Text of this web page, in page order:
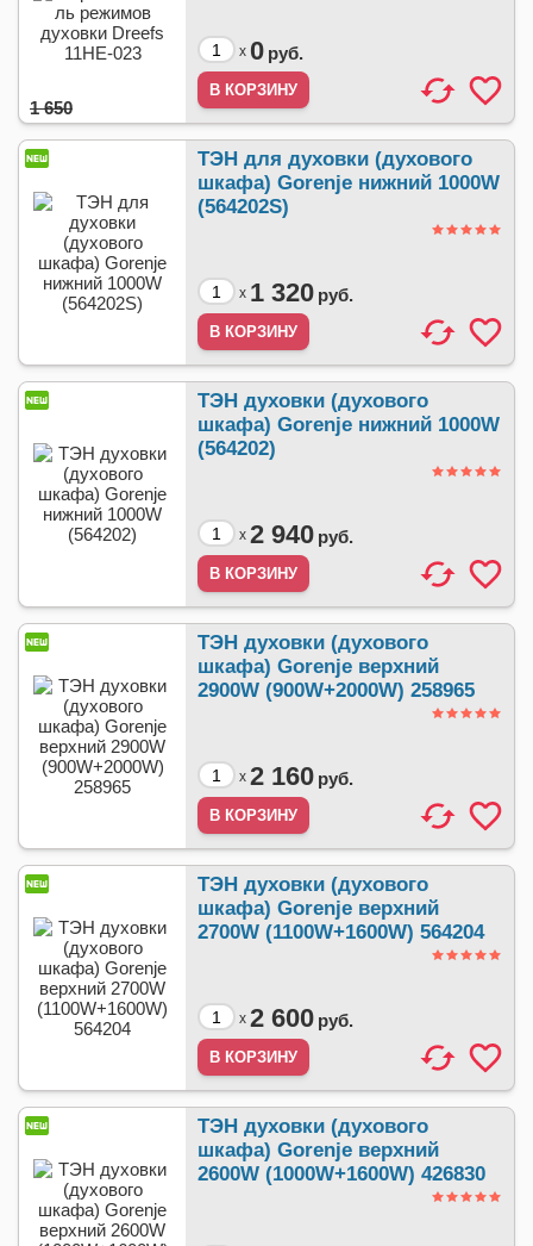
x
1 650
0 руб.
ТЭН для духовки (духового
шкафа) Gorenje нижний 1000W
(564202S)
x 1 320 руб.
ТЭН духовки (духового
шкафа) Gorenje нижний 1000W
(564202)
x 2 940 руб.
ТЭН духовки (духового
шкафа) Gorenje верхний
2900W (900W+2000W) 258965
x 2 160 руб.
ТЭН духовки (духового
шкафа) Gorenje верхний
2700W (1100W+1600W) 564204
x 2 600 руб.
ТЭН духовки (духового
шкафа) Gorenje верхний
2600W (1000W+1600W) 426830